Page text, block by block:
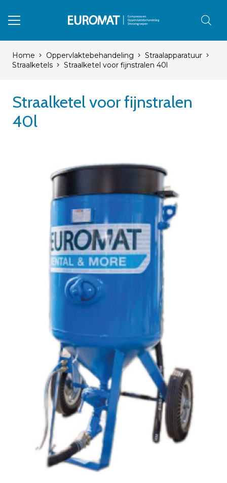
Home Oppervlaktebehandeling
Straalapparatuur
Straalketels
Straalketel voor fijnstralen 40l
Straalketel voor fijnstralen
40l